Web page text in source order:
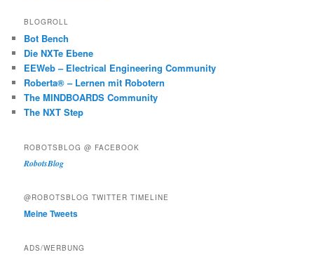
BLOGROLL
Bot Bench
Die NXTe Ebene
EEWeb – Electrical Engineering Community
Roberta® – Lernen mit Robotern
The MINDBOARDS Community
The NXT Step
ROBOTSBLOG @ FACEBOOK
RobotsBlog
@ROBOTSBLOG TWITTER TIMELINE
Meine Tweets
ADS/WERBUNG